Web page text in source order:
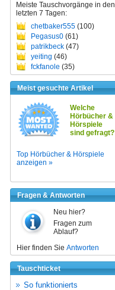
Meiste Tauschvorgänge in den
letzten 7 Tagen:
chetbaker555 (100)
Pegasus0 (61)
patrikbeck (47)
yeiting (46)
fckfanole (35)
Meist gesuchte Artikel
Welche
Hörbücher &
Hörspiele
sind gefragt?
Top Hörbücher & Hörspiele
anzeigen »
Fragen & Antworten
Neu hier?
Fragen zum
Ablauf?
Hier finden Sie Antworten
Tauschticket
So funktionierts